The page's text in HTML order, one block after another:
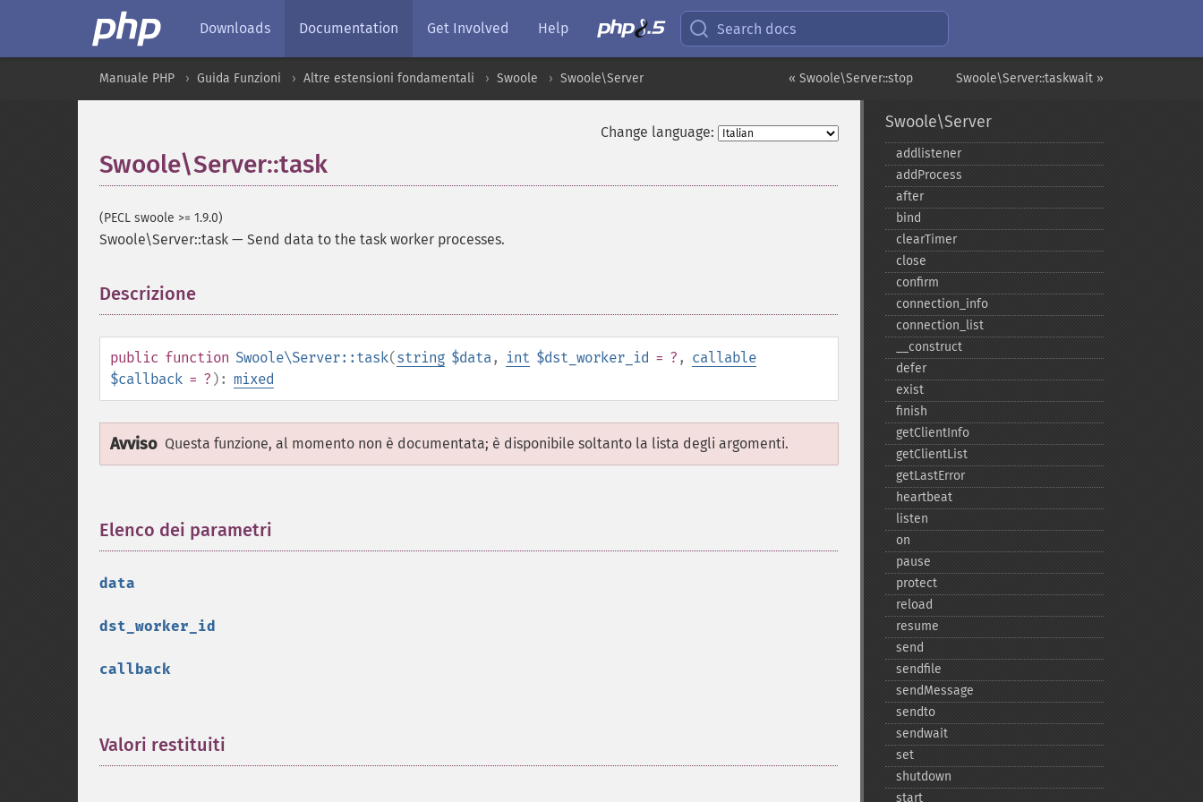
Downloads Documentation Get Involved Help Search docs
Swoole\Server::taskwait »
« Swoole\Server::stop
Manuale PHP Guida Funzioni Altre estensioni fondamentali Swoole Swoole\Server
Change language:
Swoole\Server::task
(PECL swoole >= 1.9.0)
Swoole\Server::task — Send data to the task worker processes.
Descrizione
public function Swoole\Server::task(string $data, int $dst_worker_id = ? , callable
$callback = ? ): mixed
Avviso Questa funzione, al momento non è documentata; è disponibile soltanto la lista degli argomenti.
Elenco dei parametri
data
dst_worker_id
callback
Valori restituiti
Swoole\Server
addlistener
addProcess
after
bind
clearTimer
close
confirm
connection_​info
connection_​list
_​_​construct
defer
exist
finish
getClientInfo
getClientList
getLastError
heartbeat
listen
on
pause
protect
reload
resume
send
sendfile
sendMessage
sendto
sendwait
set
shutdown
start